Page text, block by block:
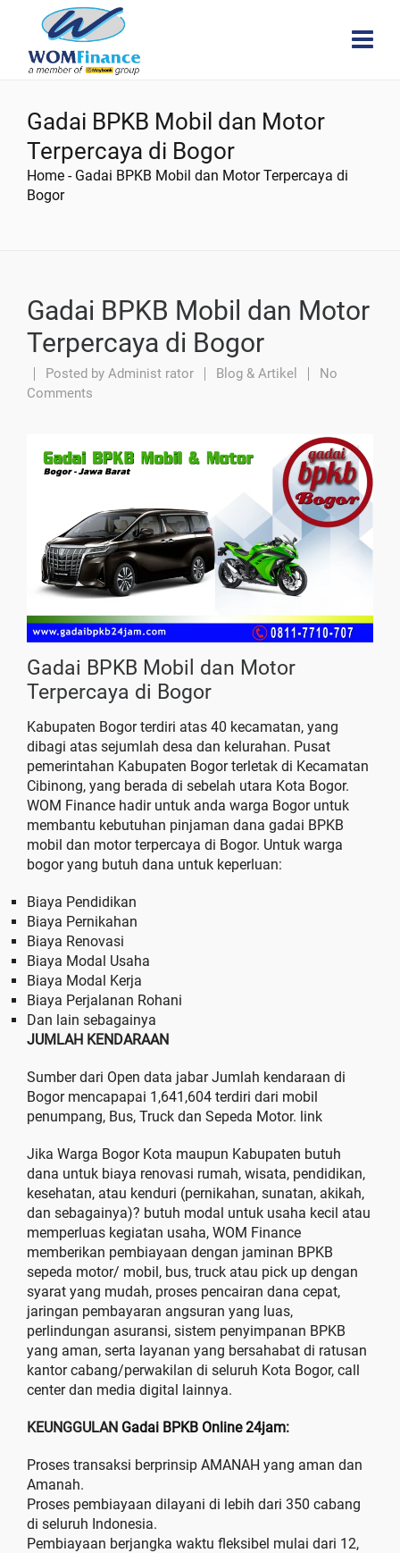
Gadai BPKB Mobil dan Motor
Terpercaya di Bogor
Home - Gadai BPKB Mobil dan Motor Terpercaya di
Bogor
Gadai BPKB Mobil dan Motor
Terpercaya di Bogor
Posted by Administ rator Blog & Artikel
No
Comments
Gadai BPKB Mobil dan Motor
Terpercaya di Bogor
Kabupaten Bogor terdiri atas 40 kecamatan, yang
dibagi atas sejumlah desa dan kelurahan. Pusat
pemerintahan Kabupaten Bogor terletak di Kecamatan
Cibinong, yang berada di sebelah utara Kota Bogor.
WOM Finance hadir untuk anda warga Bogor untuk
membantu kebutuhan pinjaman dana gadai BPKB
mobil dan motor terpercaya di Bogor. Untuk warga
bogor yang butuh dana untuk keperluan:
Biaya Pendidikan
Biaya Pernikahan
Biaya Renovasi
Biaya Modal Usaha
Biaya Modal Kerja
Biaya Perjalanan Rohani
Dan lain sebagainya
JUMLAH KENDARAAN
Sumber dari Open data jabar Jumlah kendaraan di
Bogor mencapapai 1,641,604 terdiri dari mobil
penumpang, Bus, Truck dan Sepeda Motor. link
Jika Warga Bogor Kota maupun Kabupaten butuh
dana untuk biaya renovasi rumah, wisata, pendidikan,
kesehatan, atau kenduri (pernikahan, sunatan, akikah,
dan sebagainya)? butuh modal untuk usaha kecil atau
memperluas kegiatan usaha, WOM Finance
memberikan pembiayaan dengan jaminan BPKB
sepeda motor/ mobil, bus, truck atau pick up dengan
syarat yang mudah, proses pencairan dana cepat,
jaringan pembayaran angsuran yang luas,
perlindungan asuransi, sistem penyimpanan BPKB
yang aman, serta layanan yang bersahabat di ratusan
kantor cabang/perwakilan di seluruh Kota Bogor, call
center dan media digital lainnya.
KEUNGGULAN Gadai BPKB Online 24jam:
Proses transaksi berprinsip AMANAH yang aman dan
Amanah.
Proses pembiayaan dilayani di lebih dari 350 cabang
di seluruh Indonesia.
Pembiayaan berjangka waktu fleksibel mulai dari 12,